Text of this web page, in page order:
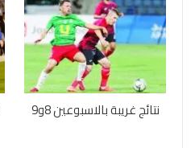
نتائج غريبة بالاسبوعين 8و9